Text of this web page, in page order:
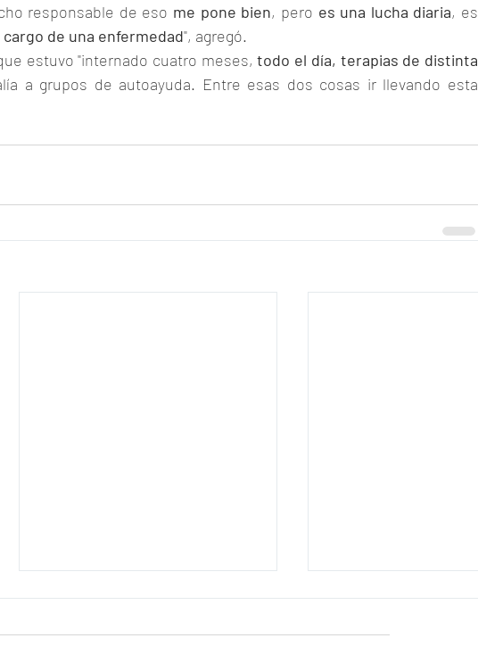
responsable de eso me pone bien, pero es una lucha diaria, es
de una enfermedad", agregó.
estuvo "internado cuatro meses, todo el día, terapias de distinta
a grupos de autoayuda. Entre esas dos cosas ir llevando esta